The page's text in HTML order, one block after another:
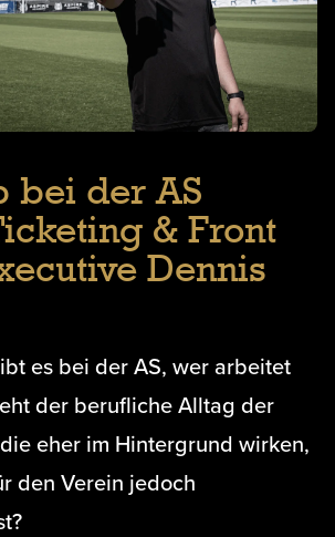
bei der AS
& Front
Dennis
es bei der AS, wer arbeitet
der berufliche Alltag der
eher im Hintergrund wirken,
den Verein jedoch